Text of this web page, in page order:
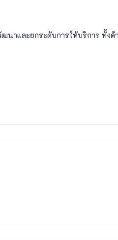
าและยกระดับการให้บริการ ทั้ง